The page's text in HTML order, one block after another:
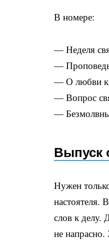
В номере:
— Неделя
— Проповедь
— О любви к
— Вопрос
—
Выпуск
Нужен
настоятеля.
слов к делу.
не напрасно.